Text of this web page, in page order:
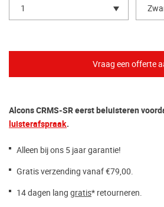
1
Alcons CRMS-SR eerst beluisteren
luisterafspraak.
Alleen bij ons 5 jaar garantie!
Gratis verzending vanaf €79,00.
14 dagen lang gratis* retourneren.